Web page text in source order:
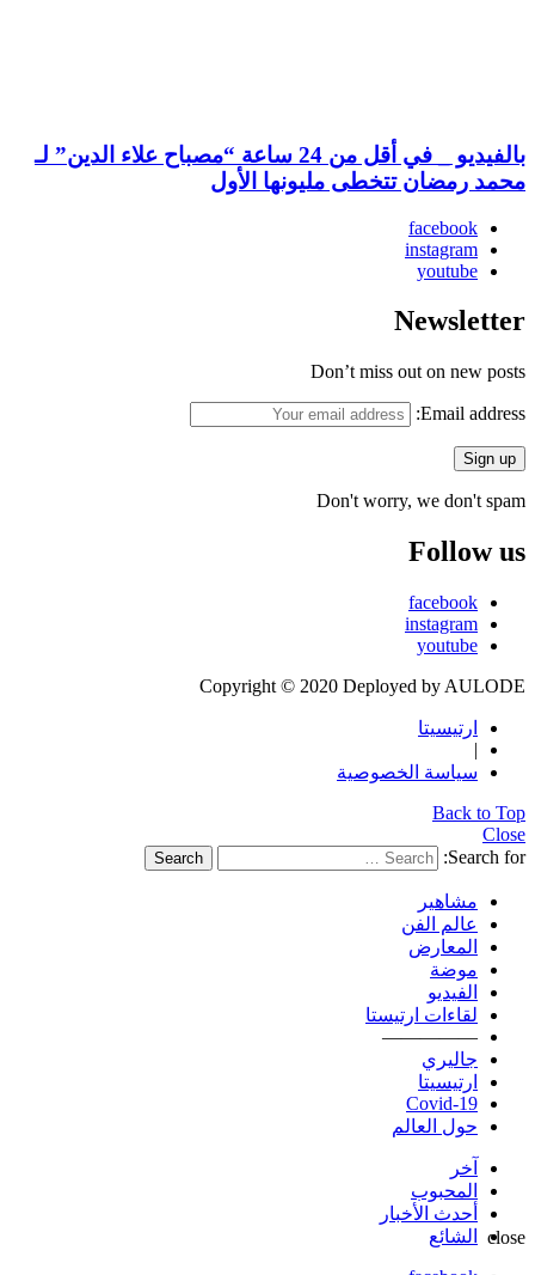
بالفيديو _ في أقل من 24 ساعة “مصباح علاء الدين” لـ
محمد رمضان تتخطى مليونها الأول
facebook
instagram
youtube
Newsletter
Don’t miss out on new posts
Email address:
Don't worry, we don't spam
Follow us
facebook
instagram
youtube
Copyright © 2020 Deployed by AULODE
ارتيسيتا
|
سياسة الخصوصية
Back to Top
Close
Search for:
Search
مشاهير
عالم الفن
المعارض
موضة
الفيديو
لقاءات ارتيستا
—————
جاليري
ارتيسيتا
Covid-19
حول العالم
آخر
المحبوب
أحدث الأخبار
الشائع
close